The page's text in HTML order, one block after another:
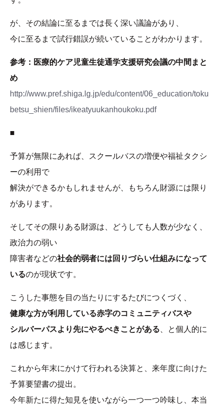
が、その結論に至るまでは長く深い議論があり、
今に至るまで試行錯誤が続いていることがわかります。
参考：医療的ケア児童生徒通学支援研究会議の中間まと
め
http://www.pref.shiga.lg.jp/edu/content/06_education/toku
betsu_shien/files/ikeatyuukanhoukoku.pdf
■
予算が無限にあれば、スクールバスの増便や福祉タクシ
ーの利用で
解決ができるかもしれませんが、もちろん財源には限り
があります。
そしてその限りある財源は、どうしても人数が少なく、
政治力の弱い
障害者などの社会的弱者には回りづらい仕組みになって
いるのが現状です。
こうした事態を目の当たりにするたびにつくづく、
健康な方が利用している赤字のコミュニティバスや
シルバーパスより先にやるべきことがある 、と個人的に
は感じます。
これから年末にかけて行われる決算と、来年度に向けた
予算要望書の提出。
今年新たに得た知見を使いながら一つ一つ吟味し、本当